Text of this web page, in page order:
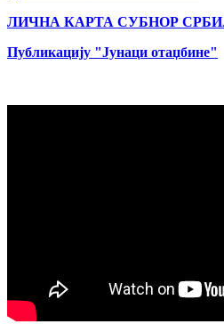
ЛИЧНА КАРТА СУБНОР
Публикацију "Јунаци отаџбине"